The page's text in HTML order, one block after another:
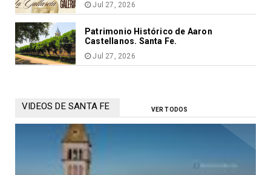
Jul 27, 2026
Patrimonio Histórico de Aaron
Castellanos. Santa Fe.
Jul 27, 2026
VIDEOS DE SANTA FE VER TODOS